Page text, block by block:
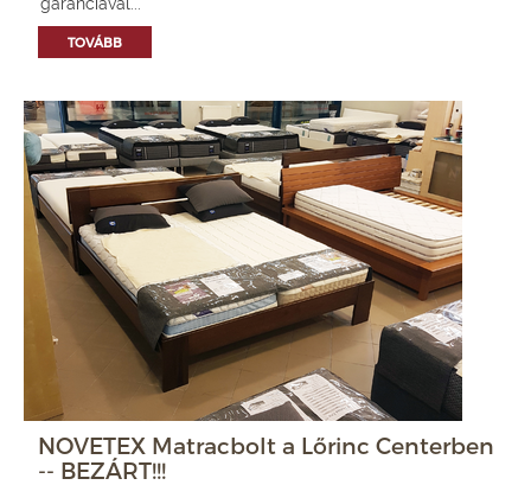
TOVÁBB
NOVETEX Matracbolt a Lőrinc Centerben
-- BEZÁRT!!!